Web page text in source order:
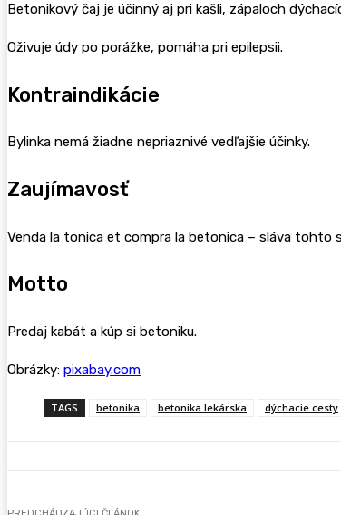
Betonikový čaj je účinný aj pri kašli, zápaloch
Oživuje údy po porážke, pomáha pri epilepsii.
Kontraindikácie
Bylinka nemá žiadne nepriaznivé vedľajšie účinky.
Zaujímavosť
Venda la tonica et compra la betonica – sláva tohto
Motto
Predaj kabát a kúp si betoniku.
Obrázky: pixabay.com
TAGS betonika betonika lekárska dýchacie cesty